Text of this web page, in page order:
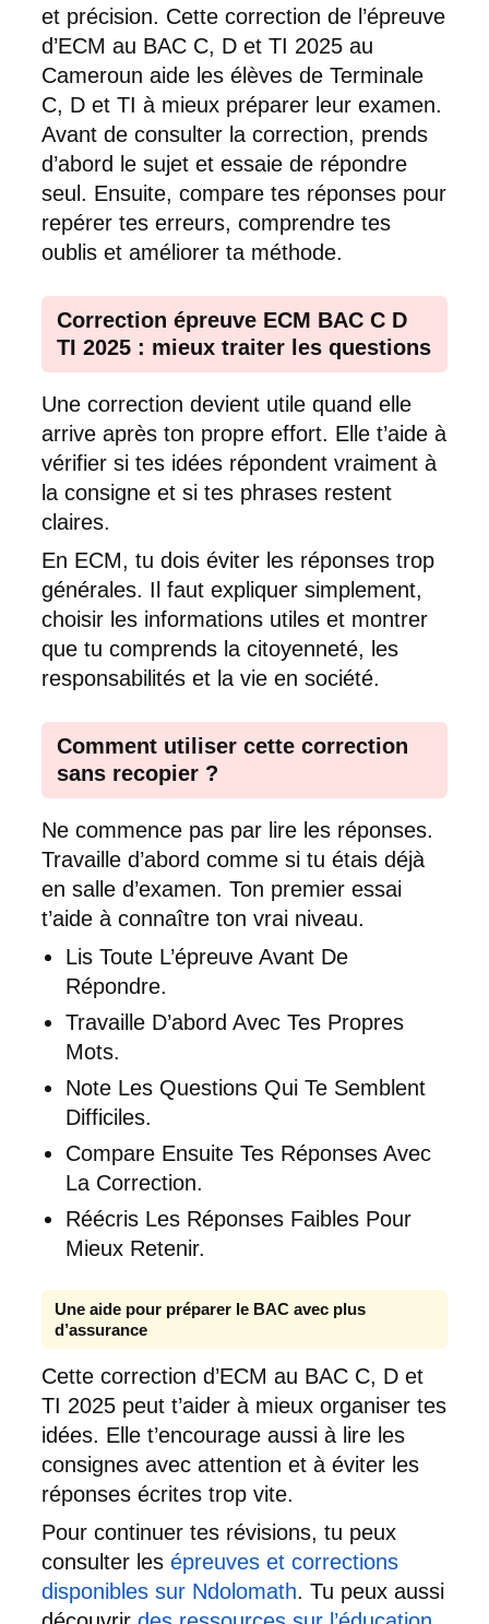
et précision. Cette correction de l’épreuve
d’ECM au BAC C, D et TI 2025 au
Cameroun aide les élèves de Terminale
C, D et TI à mieux préparer leur examen.
Avant de consulter la correction, prends
d’abord le sujet et essaie de répondre
seul. Ensuite, compare tes réponses pour
repérer tes erreurs, comprendre tes
oublis et améliorer ta méthode.
Correction épreuve ECM BAC C D
TI 2025 : mieux traiter les questions
Une correction devient utile quand elle
arrive après ton propre effort. Elle t’aide à
vérifier si tes idées répondent vraiment à
la consigne et si tes phrases restent
claires.
En ECM, tu dois éviter les réponses trop
générales. Il faut expliquer simplement,
choisir les informations utiles et montrer
que tu comprends la citoyenneté, les
responsabilités et la vie en société.
Comment utiliser cette correction
sans recopier ?
Ne commence pas par lire les réponses.
Travaille d’abord comme si tu étais déjà
en salle d’examen. Ton premier essai
t’aide à connaître ton vrai niveau.
Lis Toute L’épreuve Avant De
Répondre.
Travaille D’abord Avec Tes Propres
Mots.
Note Les Questions Qui Te Semblent
Difficiles.
Compare Ensuite Tes Réponses Avec
La Correction.
Réécris Les Réponses Faibles Pour
Mieux Retenir.
Une aide pour préparer le BAC avec plus
d’assurance
Cette correction d’ECM au BAC C, D et
TI 2025 peut t’aider à mieux organiser tes
idées. Elle t’encourage aussi à lire les
consignes avec attention et à éviter les
réponses écrites trop vite.
Pour continuer tes révisions, tu peux
consulter les épreuves et corrections
disponibles sur Ndolomath. Tu peux aussi